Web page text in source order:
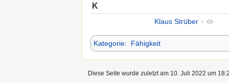
K
Klaus Strüber +
Kategorie: Fähigkeit
Diese Seite wurde zuletzt am 10. Juli 2022 um